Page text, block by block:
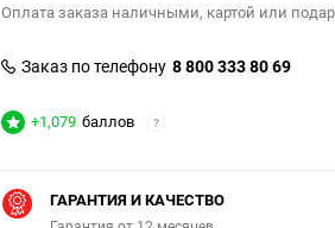
Оплата заказа наличными, картой или
Заказ по телефону 8 800 333 80 69
+1,079 баллов ?
ГАРАНТИЯ И КАЧЕСТВО